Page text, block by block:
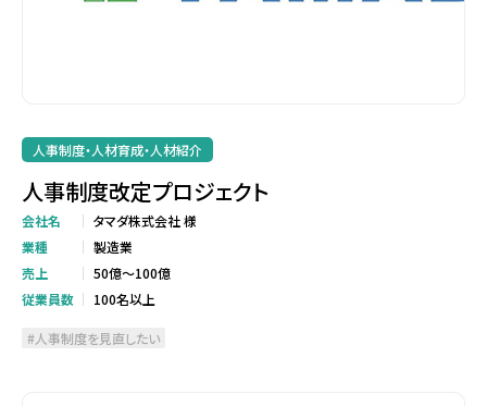
人事制度・人材育成・人材紹介
人事制度改定プロジェクト
会社名
タマダ株式会社 様
業種
製造業
売上
50億～100億
従業員数
100名以上
人事制度を見直したい